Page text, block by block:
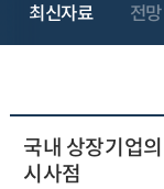
최신자료 전
국내 상장기업
시사점